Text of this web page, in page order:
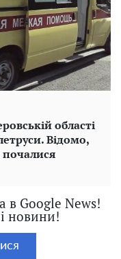
області
Відомо,
в Google News!
новини!